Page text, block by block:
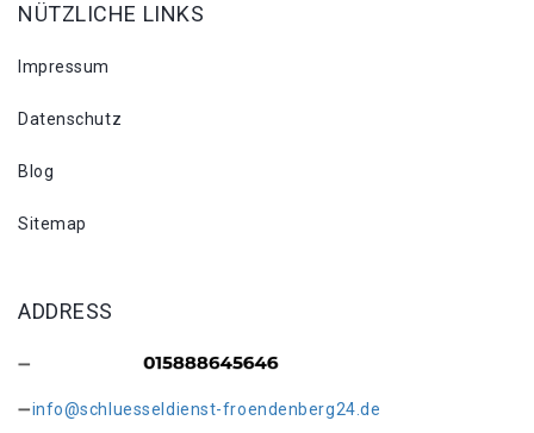
NÜTZLICHE LINKS
Impressum
Datenschutz
Blog
Sitemap
ADDRESS
info@schluesseldienst-froendenberg24.de